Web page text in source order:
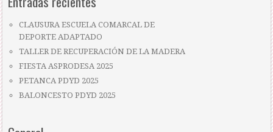
CLAUSURA ESCUELA COMARCAL DE
DEPORTE ADAPTADO
TALLER DE RECUPERACIÓN DE LA MADERA
FIESTA ASPRODESA 2025
PETANCA PDYD 2025
BALONCESTO PDYD 2025